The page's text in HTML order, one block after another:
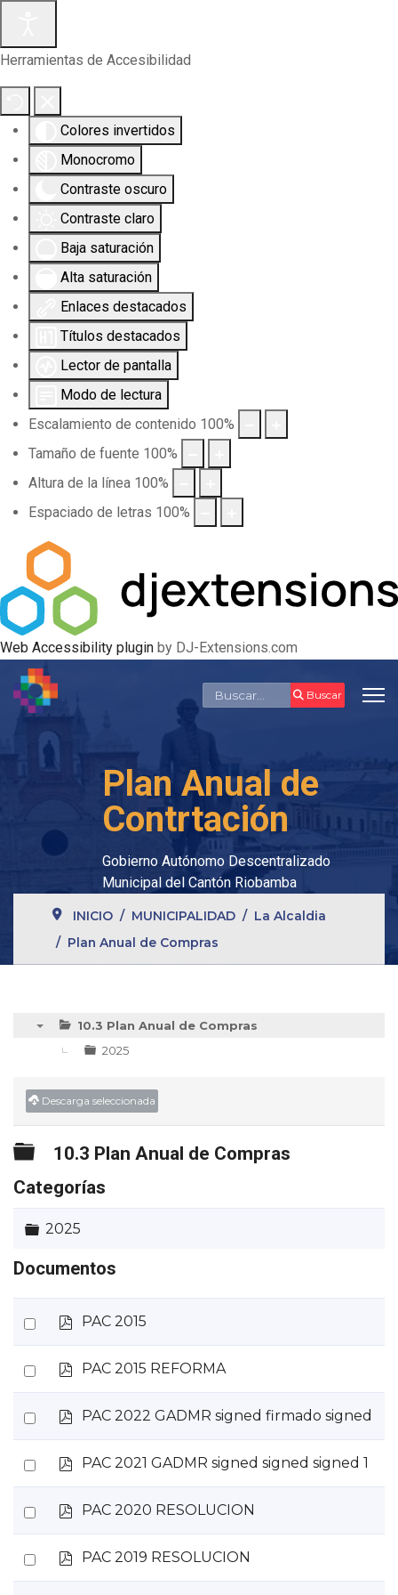
Herramientas de Accesibilidad
Colores invertidos
Monocromo
Contraste oscuro
Contraste claro
Baja saturación
Alta saturación
Enlaces destacados
Títulos destacados
Lector de pantalla
Modo de lectura
Escalamiento de contenido 100%
Tamaño de fuente 100%
Altura de la línea 100%
Espaciado de letras 100%
Web Accessibility plugin by DJ-Extensions.com
Buscar Buscar
Plan Anual de
Contrtación
Gobierno Autónomo Descentralizado
Municipal del Cantón Riobamba
INICIO MUNICIPALIDAD
La Alcaldia
Plan Anual de Compras
10.3 Plan Anual de Compras
2025
Descarga seleccionada
Carpeta
10.3 Plan Anual de Compras
Categorías
Carpeta
2025
Documentos
Select
an
item
pPAC 2015
Select
an
item
pPAC 2015 REFORMA
Select
an
item
pPAC 2022 GADMR signed firmado signed
Select
an
item
pPAC 2021 GADMR signed signed signed 1
Select
an
item
pPAC 2020 RESOLUCION
Select
an
pPAC 2019 RESOLUCION